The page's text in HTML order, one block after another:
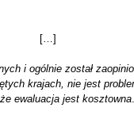
[…]
i ogólnie został
krajach, nie jest
ewaluacja jest kosztowna